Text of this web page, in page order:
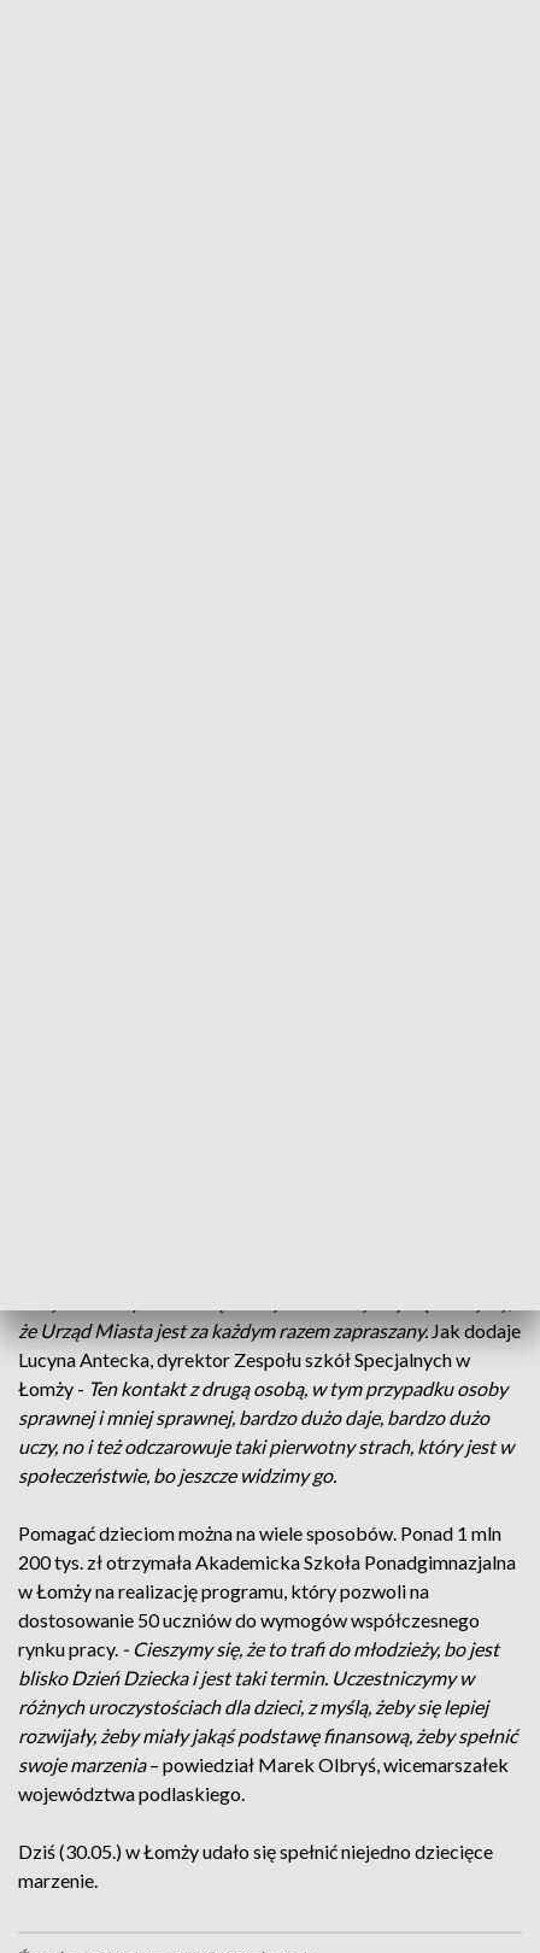
że Urząd Miasta jest za każdym razem zapraszany.Jak dodaje
Lucyna Antecka, dyrektor Zespołu szkół Specjalnych w
Łomży - Ten kontakt z drugą osobą, w tym przypadku osoby
sprawnej i mniej sprawnej, bardzo dużo daje, bardzo dużo
uczy, no i też odczarowuje taki pierwotny strach, który jest w
społeczeństwie, bo jeszcze widzimy go.
Pomagać dzieciom można na wiele sposobów. Ponad 1 mln
200 tys. zł otrzymała Akademicka Szkoła Ponadgimnazjalna
w Łomży na realizację programu, który pozwoli na
dostosowanie 50 uczniów do wymogów współczesnego
rynku pracy. - Cieszymy się, że to trafi do młodzieży, bo jest
blisko Dzień Dziecka i jest taki termin. Uczestniczymy w
różnych uroczystościach dla dzieci, z myślą, żeby się lepiej
rozwijały, żeby miały jakąś podstawę finansową, żeby spełnić
swoje marzenia– powiedział Marek Olbryś, wicemarszałek
województwa podlaskiego.
Dziś (30.05.) w Łomży udało się spełnić niejedno dziecięce
marzenie.